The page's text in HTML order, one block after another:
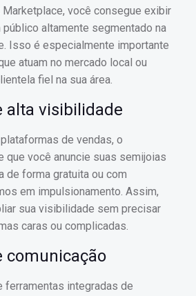
você consegue exibir
público altamente segmentado na
Isso é especialmente importante
atuam no mercado local ou
fiel na sua área.
alta visibilidade
de vendas, o
que você anuncie suas semijoias
de forma gratuita ou com
em impulsionamento. Assim,
sua visibilidade sem precisar
caras ou complicadas.
comunicação
ferramentas integradas de